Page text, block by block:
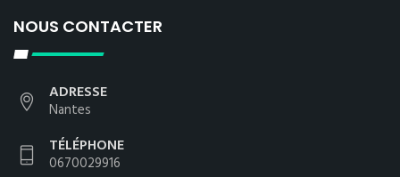
NOUS CONTACTER
ADRESSE
Nantes
TÉLÉPHONE
0670029916